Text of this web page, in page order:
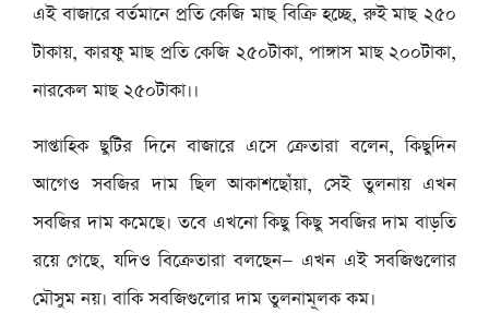
এই বাজারে বর্তমানে প্রতি কেজি মাছ বিক্রি হচ্ছে, রুই মাছ ২৫০
টাকায়, কারফু মাছ প্রতি কেজি ২৫০টাকা, পাঙ্গাস মাছ ২০০টাকা,
নারকেল মাছ ২৫০টাকা।।
সাপ্তাহিক ছুটির দিনে বাজারে এসে ক্রেতারা বলেন, কিছুদিন
আগেও সবজির দাম ছিল আকাশছোঁয়া, সেই তুলনায় এখন
সবজির দাম কমেছে। তবে এখনো কিছু কিছু সবজির দাম বাড়তি
রয়ে গেছে, যদিও বিক্রেতারা বলছেন— এখন এই সবজিগুলোর
মৌসুম নয়। বাকি সবজিগুলোর দাম তুলনামূলক কম।